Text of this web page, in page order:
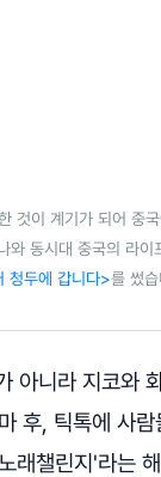
것이 계기가 되어 중국
동시대 중국의 라이
청두에 갑니다>를 썼
아니라 지코와
후, 틱톡에 사람
래챌린지'라는